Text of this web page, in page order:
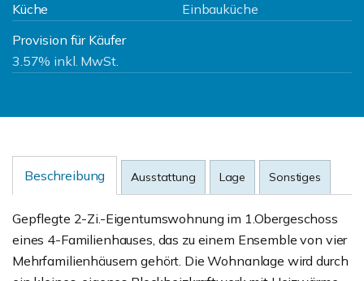
Küche
Einbauküche
Provision für Käufer
3.57% inkl. MwSt.
Beschreibung Ausstattung Lage Sonstiges
Gepflegte 2-Zi.-Eigentumswohnung im 1.Obergeschoss
eines 4-Familienhauses, das zu einem Ensemble von vier
Mehrfamilienhäusern gehört. Die Wohnanlage wird durch